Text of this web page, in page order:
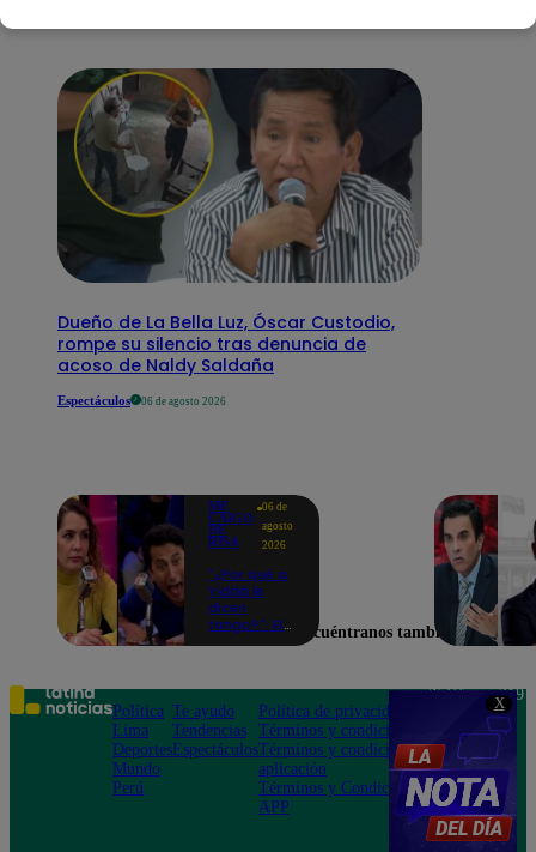
X
Dueño de La Bella Luz, Óscar Custodio,
rompe su silencio tras denuncia de
acoso de Naldy Saldaña
Espectáculos 06 de agosto 2026
ME
CAIGO
DE
RISA
06 de
agosto
2026
"¿Por qué a
Yiddá le
dicen
tango?": El
reaccionar
así en Me
caigo de
risa
Encuéntranos también en
Política
Lima
Deportes
Mundo
Perú
Te ayudo
Tendencias
Espectáculos
Política de privacidad
Términos y condiciones
Términos y condiciones
aplicación
Términos y Condiciones
APP
Teléfono: 219
Av. San
Felipe 968
Jesús María